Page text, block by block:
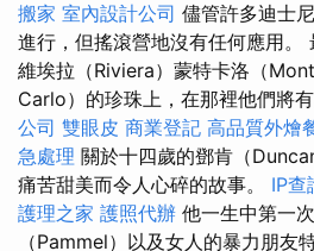
搬家 室內設計公司 儘管許多迪士
進行，但搖滾營地沒有任何應用。
維埃拉（Riviera）蒙特卡洛（
Carlo）的珍珠上，在那裡他們將
公司 雙眼皮 商業登記 高品質外燴
急處理 關於十四歲的鄧肯（
痛苦甜美而令人心碎的故事。 IP查
護理之家 護照代辦 他一生中第一
（Pammel）以及女人的暴力朋友